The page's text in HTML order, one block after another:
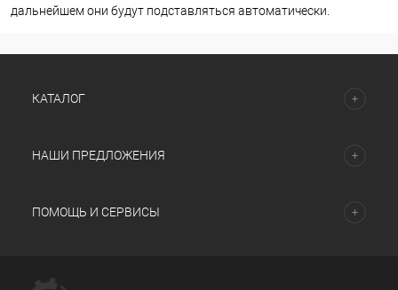
дальнейшем они будут подставляться автоматически.
КАТАЛОГ
НАШИ ПРЕДЛОЖЕНИЯ
ПОМОЩЬ И СЕРВИСЫ